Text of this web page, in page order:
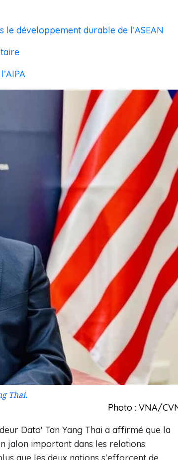
développement durable de l’ASEAN
Thai.
Photo : VNA/
Dato' Tan Yang Thai a affirmé que la
jalon important dans les relations